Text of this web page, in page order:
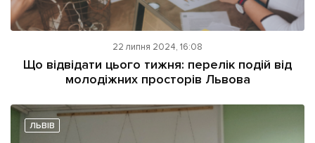
22 липня 2024, 16:08
Що відвідати цього тижня: перелік подій від
молодіжних просторів Львова
ЛЬВІВ